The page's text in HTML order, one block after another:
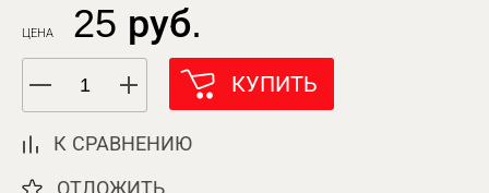
ЦЕНА 25 руб.
КУПИТЬ
К СРАВНЕНИЮ
ОТЛОЖИТЬ